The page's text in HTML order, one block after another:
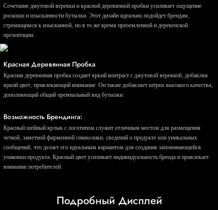
Сочетание джутовой веревки и красной деревянной пробки усиливает ощущение
роскоши и изысканности бутылки. Этот дизайн идеально подойдет брендам,
стремящимся к изысканной, но в то же время приземленной и деревенской
презентации.
Красная Деревянная Пробка
Красная деревянная пробка создает яркий контраст с джутовой веревкой, добавляя
яркий цвет, привлекающий внимание. Он также добавляет штрих высокого качества,
дополняющий общий премиальный вид бутылки.
Возможность Брендинга:
Красный шейный ярлык с логотипом служит отличным местом для размещения
четкой, заметной фирменной символики, сведений о продукте или уникальных
сообщений, что делает его идеальным вариантом для создания запоминающейся
упаковки продукта. Красный цвет усиливает индивидуальность бренда и привлекает
внимание потребителей.
Подробный Дисплей